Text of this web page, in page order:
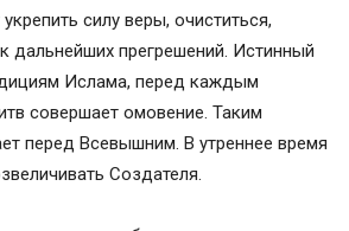
силу веры, очиститься,
дальнейших прегрешений. Истинный
Ислама, перед каждым
совершает омовение. Таким
перед Всевышним. В утреннее время
Создателя.